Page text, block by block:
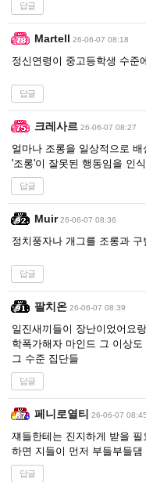
답글
Martell 26-06-07 08:18
정신연령이 중고등학생 수준
답글
크레사르 26-06-07 08:27
얼마나 조롱을 일상적으로 배
'조롱'이 잘못된 행동임을 인
답글
Muir 26-06-07 08:36
정치풍자나 개그를 조롱과 구
답글
팔치온 26-06-07 08:39
일진새끼들이 장난이었어요
학폭가해자 마인드 그 이상도
그 수준 집단들
답글
페니로열티 26-06-07 08:45
쟤들한테는 진지하게 받을
하면 지들이 먼저 부들부들댐
답글